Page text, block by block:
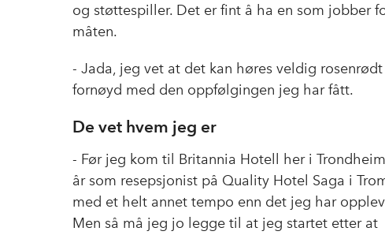
og støttespiller. Det er fint å ha en som jobber
måten.
- Jada, jeg vet at det kan høres veldig
fornøyd med den oppfølgingen jeg har fått.
De vet hvem jeg er
- Før jeg kom til Britannia Hotell her i
år som resepsjonist på Quality Hotel Saga i
med et helt annet tempo enn det jeg har
Men så må jeg jo legge til at jeg startet etter at